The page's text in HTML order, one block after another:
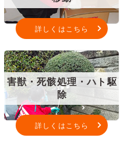
詳しくはこちら
害獣・死骸処理・ハト駆
除
詳しくはこちら